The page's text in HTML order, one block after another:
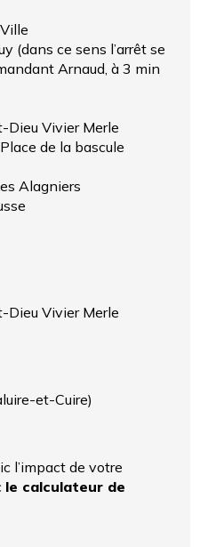
(dans ce sens l’arrêt se
Arnaud, à 3 min
Dieu Vivier Merle
de la bascule
Alagniers
Dieu Vivier Merle
et-Cuire)
l’impact de votre
le calculateur de